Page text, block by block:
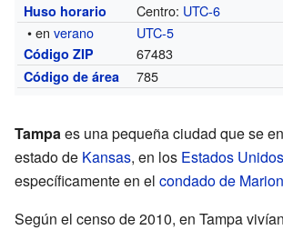
Huso horario Centro: UTC-6
• enverano UTC-5
Código ZIP 67483
Código de área 785
Tampaes una pequeña ciudad que se
estado de Kansas, en los Estados Unidos
específicamente en el condado de Marion
Según el censo de 2010, en Tampa